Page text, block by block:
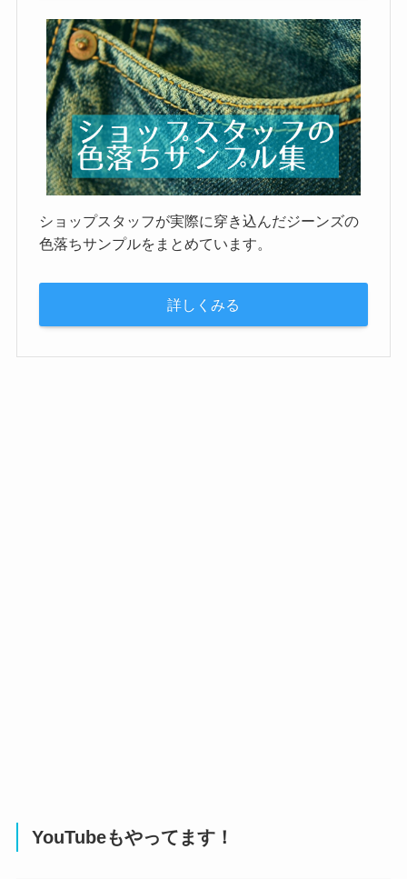
ショップスタッフが実際に穿き込んだジーンズの
色落ちサンプルをまとめています。
詳しくみる
YouTubeもやってます！